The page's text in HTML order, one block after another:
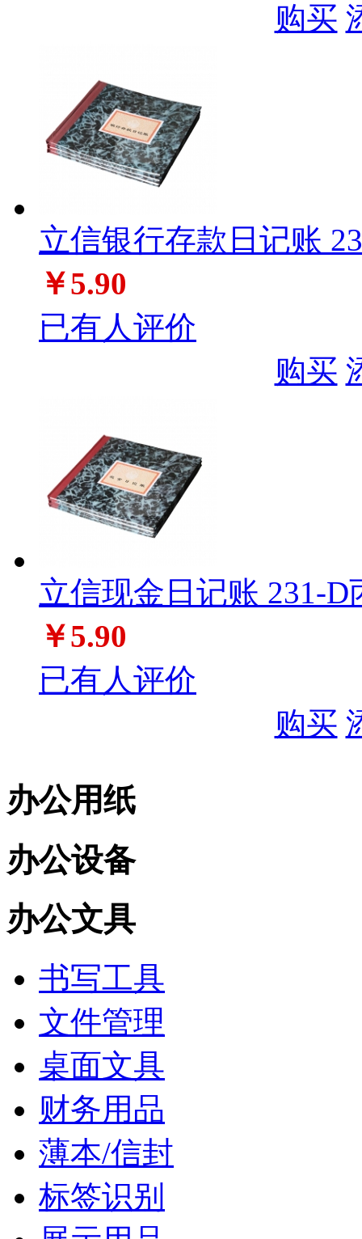
购买
立信银行存款日记账
￥5.90
已有人评价
购买
立信现金日记账 231-
￥5.90
已有人评价
购买
办公用纸
办公设备
办公文具
书写工具
文件管理
桌面文具
财务用品
薄本/信封
标签识别